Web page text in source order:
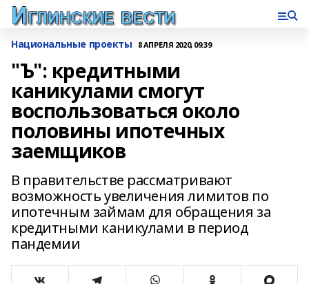
Национальные проекты 8 АПРЕЛЯ 2020, 09:39
"Ъ": кредитными
каникулами смогут
воспользоваться около
половины ипотечных
заемщиков
В правительстве рассматривают
возможность увеличения лимитов по
ипотечным займам для обращения за
кредитными каникулами в период
пандемии